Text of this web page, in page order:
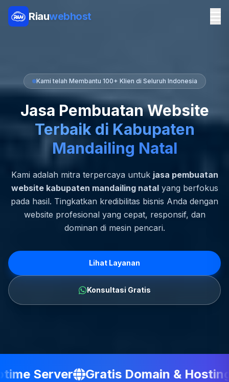
Riauwebhost
Kami telah Membantu 100+ Klien di Seluruh Indonesia
Jasa Pembuatan Website
Terbaik di Kabupaten
Mandailing Natal
Kami adalah mitra terpercaya untuk jasa pembuatan
website kabupaten mandailing natalyang berfokus
pada hasil. Tingkatkan kredibilitas bisnis Anda dengan
website profesional yang cepat, responsif, dan
dominan di mesin pencari.
Lihat Layanan
Konsultasi Gratis
Server Gratis Domain & Hosting